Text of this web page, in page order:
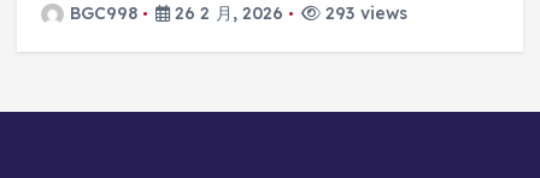
BGC998 26 2 月, 2026 293 views